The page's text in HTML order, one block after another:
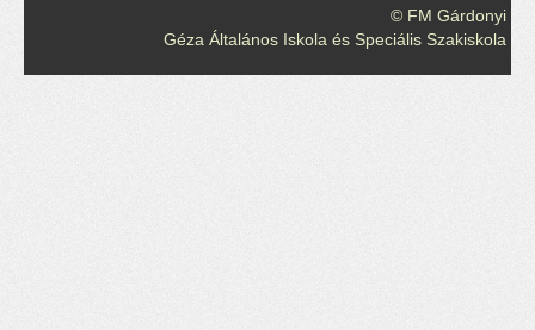
© FM Gárdonyi
Géza Általános Iskola és Speciális Szakiskola